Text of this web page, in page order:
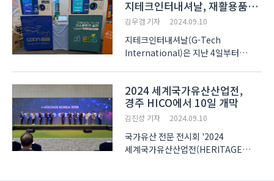
열었다. 청진기 사업은 인천시가
지난해부터 추진 중인 ..
지테크인터내셔날, 재활용품
무인회수기 공개
김우겸 기자 2024.09.10
지테크인터내셔날(G-Tech
International)은 지난 4일부터
재활용품 무인회수기를 소개했다.
지테크인터내셔날은 설립 초기부터
정밀 계량 기술과 환경 관련 솔루션
개발에 집중해왔으며,..
2024 세계국가유산산업전,
경주 HICO에서 10일 개막
김진성 기자 2024.09.10
국가유산 전문 전시회 '2024
세계국가유산산업전(HERITAGE